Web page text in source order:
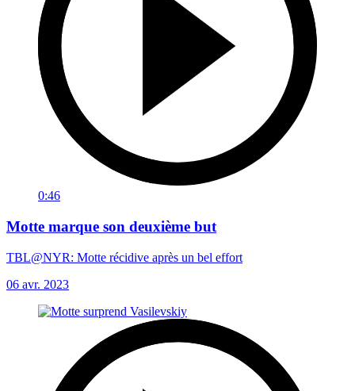
0:46
Motte marque son deuxième but
TBL@NYR: Motte récidive après un bel effort
06 avr. 2023